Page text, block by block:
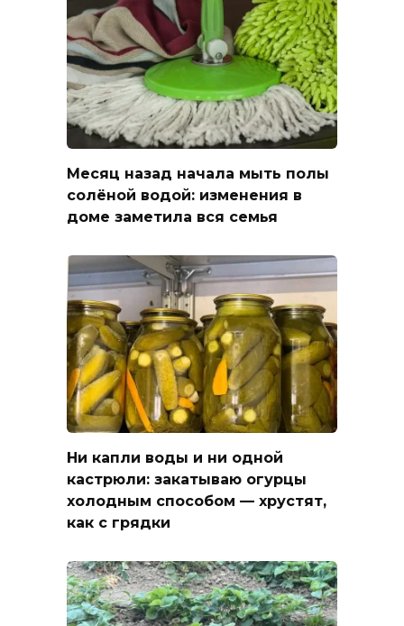
Месяц назад начала мыть полы
солёной водой: изменения в
доме заметила вся семья
Ни капли воды и ни одной
кастрюли: закатываю огурцы
холодным способом — хрустят,
как с грядки